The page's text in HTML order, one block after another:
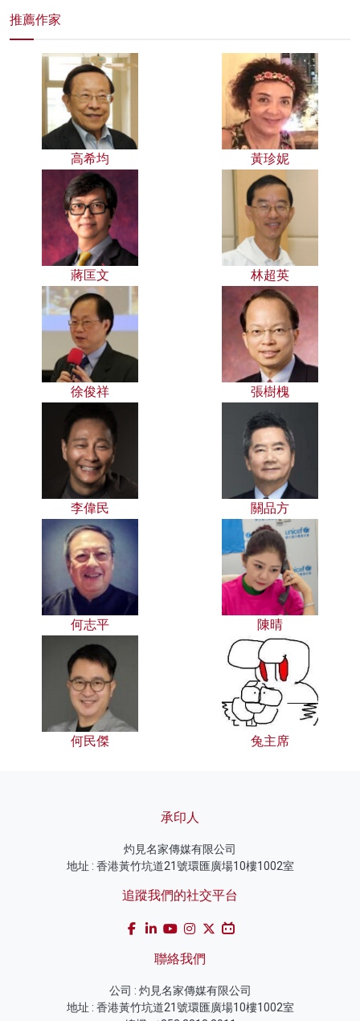
推薦作家
高希均 黃珍妮
蔣匡文 林超英
徐俊祥 張樹槐
李偉民 關品方
何志平 陳晴
何民傑 兔主席
承印人
灼見名家傳媒有限公司
地址 : 香港黃竹坑道21號環匯廣場10樓1002室
追蹤我們的社交平台
聯絡我們
公司 : 灼見名家傳媒有限公司
地址 : 香港黃竹坑道21號環匯廣場10樓1002室